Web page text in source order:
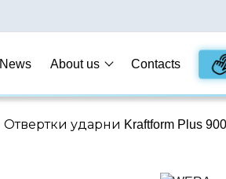
News About us Contacts
Отвертки ударни Kraftform Plus